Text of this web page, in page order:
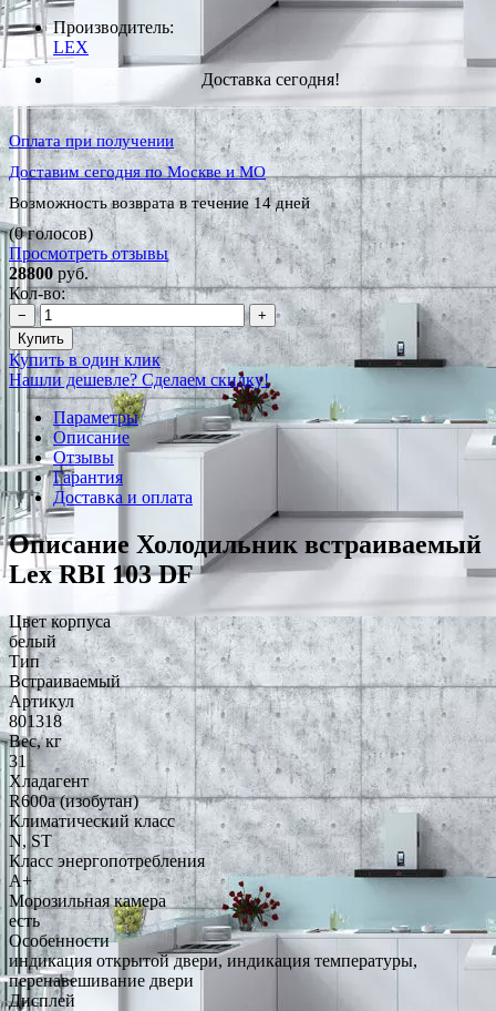
Производитель:
LEX
Доставка сегодня!
Оплата при получении
Доставим сегодня по Москве и МО
Возможность возврата в течение 14 дней
(0 голосов)
Просмотреть отзывы
28800 руб.
Кол-во:
−
+
Купить
Купить в один клик
Нашли дешевле? Сделаем скидку!
Параметры
Описание
Отзывы
Гарантия
Доставка и оплата
Описание Холодильник встраиваемый
Lex RBI 103 DF
Цвет корпуса
белый
Тип
Встраиваемый
Артикул
801318
Вес, кг
31
Хладагент
R600a (изобутан)
Климатический класс
N, ST
Класс энергопотребления
A+
Морозильная камера
есть
Особенности
индикация открытой двери, индикация температуры,
перенавешивание двери
Дисплей